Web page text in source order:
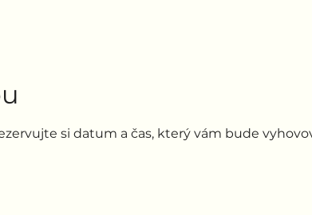
si datum a čas, který vám bude